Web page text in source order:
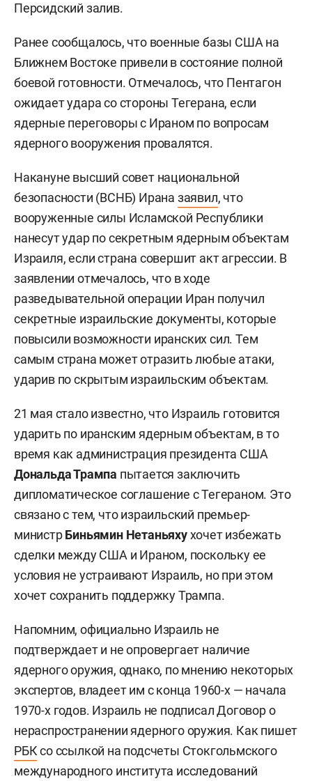
Персидский залив.
Ранее сообщалось, что военные базы США на
Ближнем Востоке привели в состояние полной
боевой готовности. Отмечалось, что Пентагон
ожидает удара со стороны Тегерана, если
ядерные переговоры с Ираном по вопросам
ядерного вооружения провалятся.
Накануне высший совет национальной
безопасности (ВСНБ) Ирана заявил, что
вооруженные силы Исламской Республики
нанесут удар по секретным ядерным объектам
Израиля, если страна совершит акт агрессии. В
заявлении отмечалось, что в ходе
разведывательной операции Иран получил
секретные израильские документы, которые
повысили возможности иранских сил. Тем
самым страна может отразить любые атаки,
ударив по скрытым израильским объектам.
21 мая стало известно, что Израиль готовится
ударить по иранским ядерным объектам, в то
время как администрация президента США
Дональда Трампа пытается заключить
дипломатическое соглашение с Тегераном. Это
связано с тем, что израильский премьер-
министрБиньямин Нетаньяхухочет избежать
сделки между США и Ираном, поскольку ее
условия не устраивают Израиль, но при этом
хочет сохранить поддержку Трампа.
Напомним, официально Израиль не
подтверждает и не опровергает наличие
ядерного оружия, однако, по мнению некоторых
экспертов, владеет им с конца 1960-х — начала
1970-х годов. Израиль не подписал Договор о
нераспространении ядерного оружия. Как пишет
РБКсо ссылкой на подсчеты Стокгольмского
международного института исследований